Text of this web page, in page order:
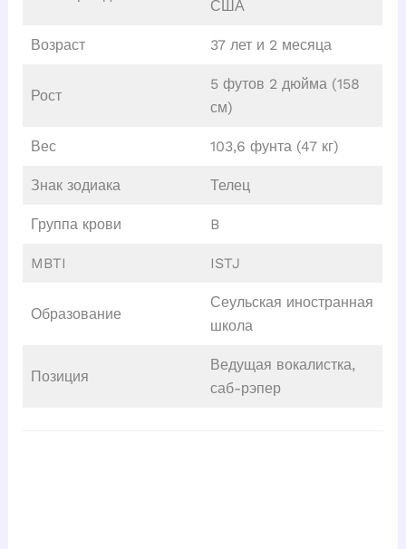
США
Возраст 37 лет и 2 месяца
Рост
5 футов 2 дюйма (158
см)
Вес 103,6 фунта (47 кг)
Знак зодиака Телец
Группа крови B
MBTI ISTJ
Образование
Сеульская иностранная
школа
Позиция
Ведущая вокалистка,
саб-рэпер